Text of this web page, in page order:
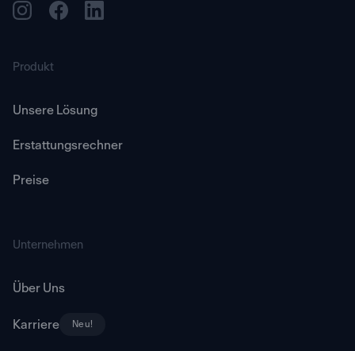
Produkt
Unsere Lösung
Erstattungsrechner
Preise
Unternehmen
Über Uns
Karriere Neu!